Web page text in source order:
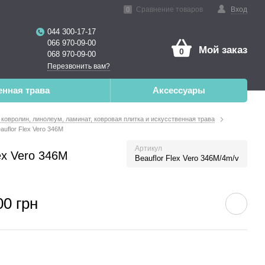
Вход
0 Сравнение товаров
044 300-17-17
066 970-09-00
068 970-09-00
Перезвонить вам?
0 Мой заказ
трава Аксессуары
линолеум, ламинат, ковровая плитка и искусственная трава
Flex Vero 346M
Vero 346M
Артикул
Beauflor Flex Vero 346M/4m/v
грн